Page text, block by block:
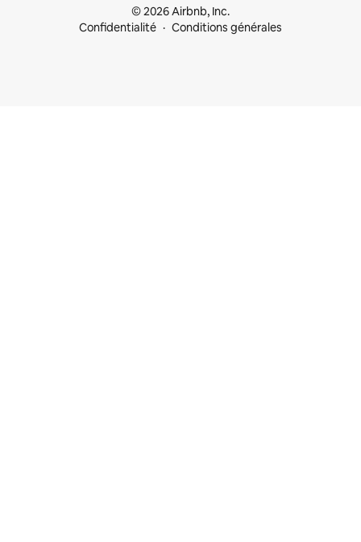
© 2026 Airbnb, Inc.
Confidentialité
Conditions générales